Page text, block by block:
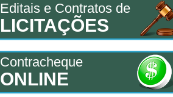
Editais e Contratos de
LICITAÇÕES
Contracheque
ONLINE